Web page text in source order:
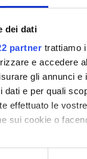
dei dati
partner trattiamo
e accedere
gli annunci
dati e per quali
effettuato le
sui cookie o
vorremmo